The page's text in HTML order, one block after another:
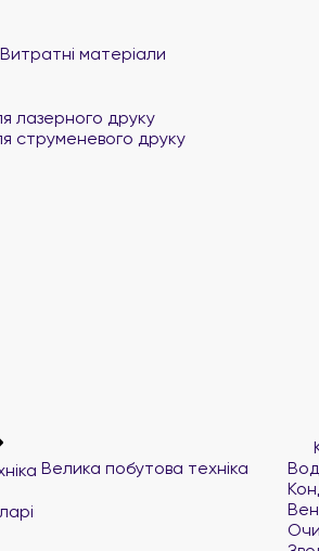
Витратні матеріали
лазерного друку
струменевого друку
Велика побутова техніка